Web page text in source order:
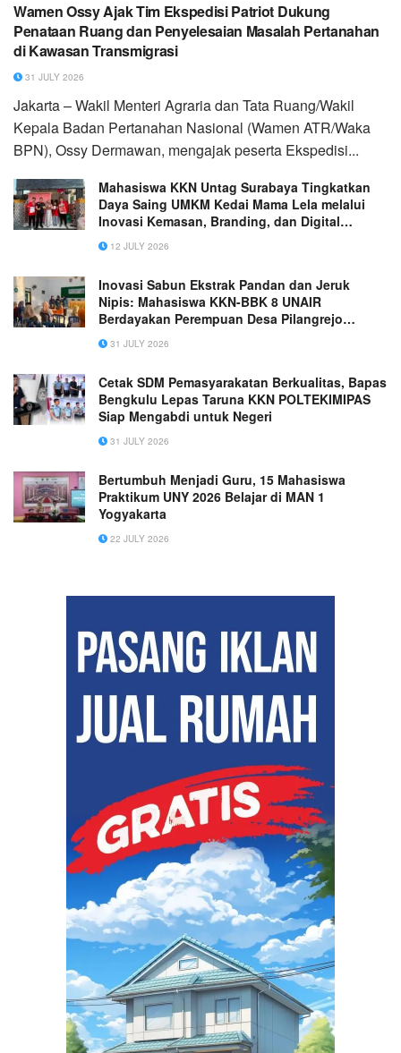
Wamen Ossy Ajak Tim Ekspedisi Patriot Dukung
Penataan Ruang dan Penyelesaian Masalah Pertanahan
di Kawasan Transmigrasi
31 JULY 2026
Jakarta – Wakil Menteri Agraria dan Tata Ruang/Wakil
Kepala Badan Pertanahan Nasional (Wamen ATR/Waka
BPN), Ossy Dermawan, mengajak peserta Ekspedisi...
Mahasiswa KKN Untag Surabaya Tingkatkan
Daya Saing UMKM Kedai Mama Lela melalui
Inovasi Kemasan, Branding, dan Digital
Marketing
12 JULY 2026
Inovasi Sabun Ekstrak Pandan dan Jeruk
Nipis: Mahasiswa KKN-BBK 8 UNAIR
Berdayakan Perempuan Desa Pilangrejo
Wujudkan SDGs 4
31 JULY 2026
Cetak SDM Pemasyarakatan Berkualitas, Bapas
Bengkulu Lepas Taruna KKN POLTEKIMIPAS
Siap Mengabdi untuk Negeri
31 JULY 2026
Bertumbuh Menjadi Guru, 15 Mahasiswa
Praktikum UNY 2026 Belajar di MAN 1
Yogyakarta
22 JULY 2026